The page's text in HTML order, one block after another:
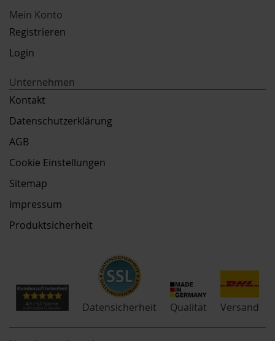
Mein Konto
Registrieren
Login
Unternehmen
Kontakt
Datenschutzerklärung
AGB
Cookie Einstellungen
Sitemap
Impressum
Produktsicherheit
Datensicherheit Qualität Versand